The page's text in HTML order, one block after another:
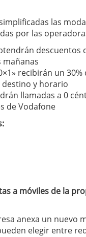
las
por las
descuentos
mañanas
recibirán un
y horario
llamadas a 0
de Vodafone
a móviles de la
anexa un nuevo
elegir entre